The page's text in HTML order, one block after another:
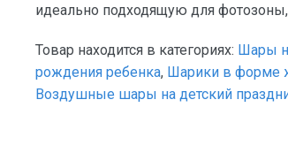
идеально подходящую для
Товар находится в категориях: Шары
рождения ребенка, Шарики в форме
Воздушные шары на детский